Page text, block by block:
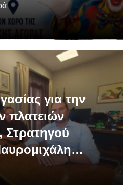
για την
πλατειών
Στρατηγού